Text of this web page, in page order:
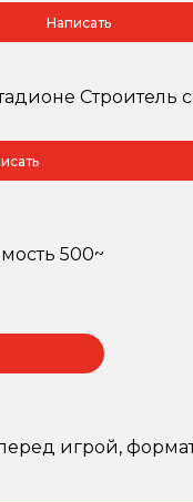
Написать
500~
игрой,